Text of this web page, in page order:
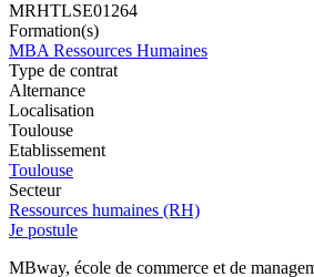
MRHTLSE01264
Formation(s)
MBA Ressources Humaines
Type de contrat
Alternance
Localisation
Toulouse
Etablissement
Toulouse
Secteur
Ressources humaines (RH)
Je postule
MBway, école de commerce et de